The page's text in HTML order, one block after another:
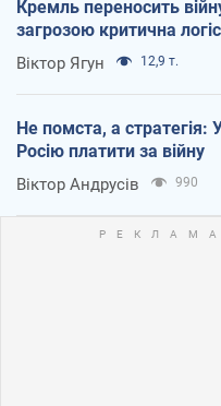
Кремль переносить
загрозою критична
Віктор Ягун 12,9 т.
Не помста, а стратегія:
Росію платити за війну
Віктор Андрусів 990